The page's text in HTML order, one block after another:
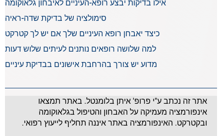
אילו בדיקות יבצע רופא-העיניים לאיבחון גלאוקומה
סימולציה של בדיקת שדה-ראיה
כיצד יאבחן רופא העיניים שלך אם יש לך קטרקט
למה שלושה רופאים נותנים לעיתים שלוש דעות
מדוע יש צורך בהרחבת אישונים בבדיקת עיניים
אתר זה נכתב ע"י פרופ' איתן בלומנטל. באתר תמצאו
אינפורמציה מעמיקה על האבחון והטיפול בגלאוקומה
ובקטרקט. האינפורמציה באתר איננה תחליף לייעוץ רפואי.